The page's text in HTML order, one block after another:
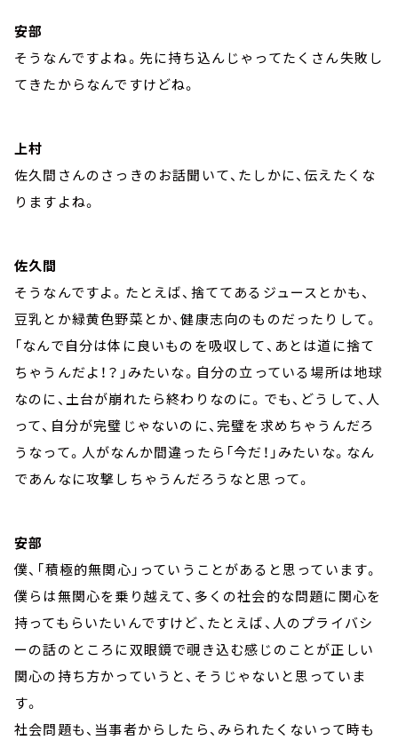
安部
そうなんですよね。先に持ち込んじゃってたくさん失敗し
てきたからなんですけどね。
上村
佐久間さんのさっきのお話聞いて、たしかに、伝えたくな
りますよね。
佐久間
そうなんですよ。たとえば、捨ててあるジュースとかも、
豆乳とか緑黄色野菜とか、健康志向のものだったりして。
「なんで自分は体に良いものを吸収して、あとは道に捨て
ちゃうんだよ！？」みたいな。自分の立っている場所は地球
なのに、土台が崩れたら終わりなのに。でも、どうして、人
って、自分が完璧じゃないのに、完璧を求めちゃうんだろ
うなって。人がなんか間違ったら「今だ！」みたいな。なん
であんなに攻撃しちゃうんだろうなと思って。
安部
僕、「積極的無関心」っていうことがあると思っています。
僕らは無関心を乗り越えて、多くの社会的な問題に関心を
持ってもらいたいんですけど、たとえば、人のプライバシ
ーの話のところに双眼鏡で覗き込む感じのことが正しい
関心の持ち方かっていうと、そうじゃないと思っていま
す。
社会問題も、当事者からしたら、みられたくないって時も